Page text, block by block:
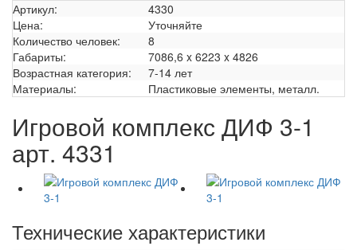
Артикул:
4330
Цена:
Уточняйте
Количество человек:
8
Габариты:
7086,6 x 6223 x 4826
Возрастная категория:
7-14 лет
Материалы:
Пластиковые элементы, металл.
Игровой комплекс ДИФ 3-1
арт. 4331
Технические характеристики